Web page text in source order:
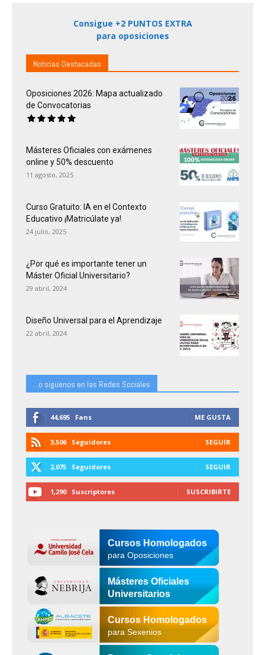
Consigue +2 PUNTOS EXTRA
para oposiciones
Noticias Destacadas
Oposiciones 2026: Mapa actualizado
de Convocatorias
Másteres Oficiales con exámenes
online y 50% descuento
11 agosto, 2025
Curso Gratuito: IA en el Contexto
Educativo ¡Matricúlate ya!
24 julio, 2025
¿Por qué es importante tener un
Máster Oficial Universitario?
29 abril, 2024
Diseño Universal para el Aprendizaje
22 abril, 2024
...o siguenos en las Redes Sociales
44,695 Fans ME GUSTA
3,506 Seguidores SEGUIR
2,075 Seguidores SEGUIR
1,290 Suscriptores SUSCRIBIRTE
Cursos Homologados
para Oposiciones
Másteres Oficiales
Universitarios
Cursos Homologados
para Sexenios